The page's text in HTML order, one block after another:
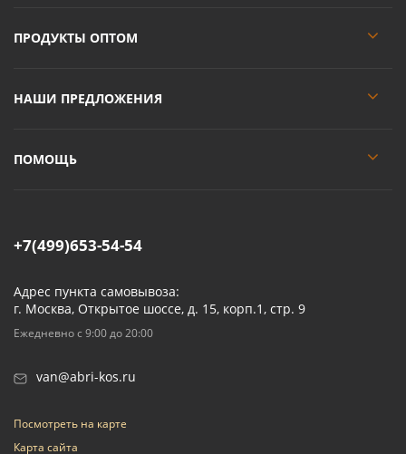
ПРОДУКТЫ ОПТОМ
НАШИ ПРЕДЛОЖЕНИЯ
ПОМОЩЬ
+7(499)653-54-54
Адрес пункта самовывоза:
г. Москва, Открытое шоссе, д. 15, корп.1, стр. 9
Ежедневно с 9:00 до 20:00
van@abri-kos.ru
Посмотреть на карте
Карта сайта